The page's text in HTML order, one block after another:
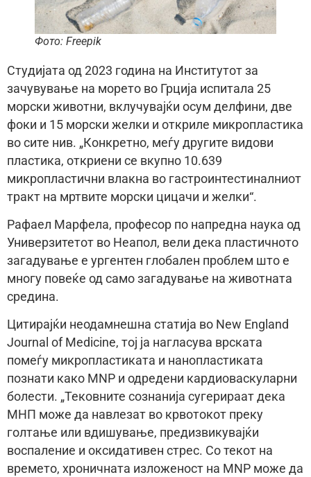
Фото: Freepik
Студијата од 2023 година на Институтот за
зачувување на морето во Грција испитала 25
морски животни, вклучувајќи осум делфини, две
фоки и 15 морски желки и откриле микропластика
во сите нив. „Конкретно, меѓу другите видови
пластика, откриени се вкупно 10.639
микропластични влакна во гастроинтестиналниот
тракт на мртвите морски цицачи и желки“.
Рафаел Марфела, професор по напредна наука од
Универзитетот во Неапол, вели дека пластичното
загадување е ургентен глобален проблем што е
многу повеќе од само загадување на животната
средина.
Цитирајќи неодамнешна статија во New England
Journal of Medicine, тој ја нагласува врската
помеѓу микропластиката и нанопластиката
познати како MNP и одредени кардиоваскуларни
болести. „Тековните сознанија сугерираат дека
МНП може да навлезат во крвотокот преку
голтање или вдишување, предизвикувајќи
воспаление и оксидативен стрес. Со текот на
времето, хроничната изложеност на MNP може да